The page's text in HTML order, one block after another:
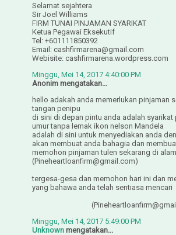
Selamat sejahtera
Sir Joel Williams
FIRM TUNAI PINJAMAN SYARIKAT
Ketua Pegawai Eksekutif
Tel: +601111850392
Email: cashfirmarena@gmail.com
Webisite: cashfirmarena.wordpress.com
Minggu, Mei 14, 2017 4:40:00 PM
Anonim mengatakan...
hello adakah anda memerlukan pinjaman
tangan penipu
di sini di depan pintu anda adalah syarikat
umur tanpa lemak ikon nelson Mandela
adalah di sini untuk menyediakan anda
akan membuat anda bahagia dan
memohon pinjaman tulen sekarang di
(Pineheartloanfirm@gmail.com)
tergesa-gesa dan memohon hari ini dan
yang bahawa anda telah sentiasa mencari
Minggu, Mei 14, 2017 5:49:00 PM
Unknown mengatakan...